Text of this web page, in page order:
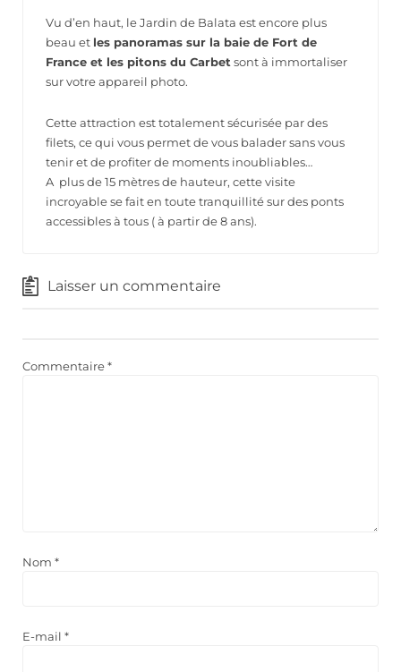
Vu d’en haut, le Jardin de Balata est encore plus
beau et les panoramas sur la baie de Fort de
France et les pitons du Carbet sont à immortaliser
sur votre appareil photo.
Cette attraction est totalement sécurisée par des
filets, ce qui vous permet de vous balader sans vous
tenir et de profiter de moments inoubliables…
A plus de 15 mètres de hauteur, cette visite
incroyable se fait en toute tranquillité sur des ponts
accessibles à tous ( à partir de 8 ans).
Laisser un commentaire
Commentaire*
Nom *
E-mail *